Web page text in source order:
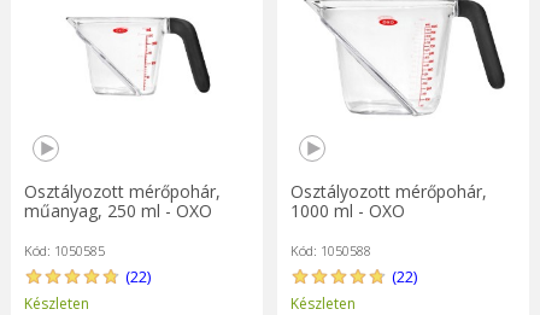
gyorsan kimérheti a kávébabot, gabonaféléket, lisztet, cukrot,
lencsét, babot és egyéb összetevőket. Ezek a mérőeszközök
azok számára is hasznosak, akik a hulladékmentes szokásokat
követik, és szívesebben vásárolnak élelmiszert ömlesztve,
újrafelhasználható csomagolásban és tárolóedényben.
Osztályozott mérőpohár,
műanyag, 250 ml - OXO
Kód: 1050585
(22)
Készleten
Osztályozott mérőpohár,
1000 ml - OXO
Kód: 1050588
(22)
Készleten